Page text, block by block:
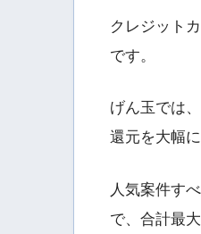
クレジット
です。
げん玉では
還元を大幅
人気案件す
で、合計最